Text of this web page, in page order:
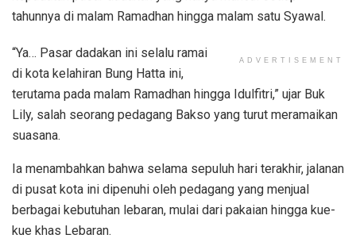
tahunnya di malam Ramadhan hingga malam satu Syawal.
ADVERTISEMENT
“Ya… Pasar dadakan ini selalu ramai
di kota kelahiran Bung Hatta ini,
terutama pada malam Ramadhan hingga Idulfitri,” ujar Buk
Lily, salah seorang pedagang Bakso yang turut meramaikan
suasana.
Ia menambahkan bahwa selama sepuluh hari terakhir, jalanan
di pusat kota ini dipenuhi oleh pedagang yang menjual
berbagai kebutuhan lebaran, mulai dari pakaian hingga kue-
kue khas Lebaran.